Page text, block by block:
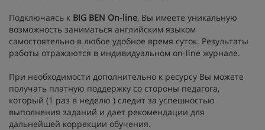
Подключаясь к BIG BEN On-line, Вы имеете уникальную
возможность заниматься английским языком
самостоятельно в любое удобное время суток. Результаты
работы отражаются в индивидуальном on-line журнале.
При необходимости дополнительно к ресурсу Вы можете
получать платную поддержку со стороны педагога,
который (1 раз в неделю ) следит за успешностью
выполнения заданий и дает рекомендации для
дальнейшей коррекции обучения.